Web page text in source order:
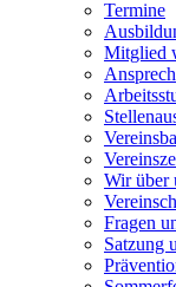
Termine
Mitglied
Wir über
Fragen
Satzung